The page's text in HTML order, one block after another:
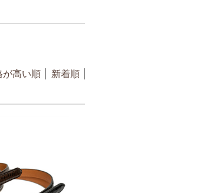
が高い順 新着順